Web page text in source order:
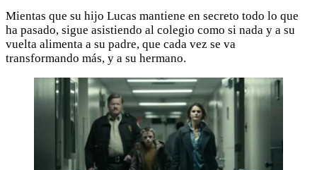
Mientas que su hijo Lucas mantiene en secreto todo lo que
ha pasado, sigue asistiendo al colegio como si nada y a su
vuelta alimenta a su padre, que cada vez se va
transformando más, y a su hermano.